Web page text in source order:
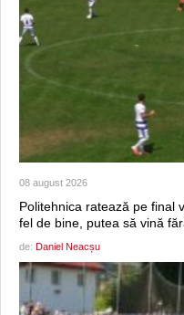
08 august 2026
Politehnica ratează pe final
fel de bine, putea să vină
de: Daniel Neacșu